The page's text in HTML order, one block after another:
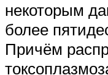
некоторым
более
Причём